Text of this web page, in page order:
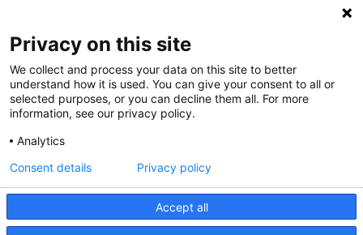
@CGTCatalunya
cgtcatalunya
CGTCatalunya
cgtcatalunya
Privacy on this site
We collect and process your data on this site to better
understand how it is used. You can give your consent to all or
selected purposes, or you can decline them all. For more
information, see our privacy policy.
Analytics
Accept all
Consent details Privacy policy